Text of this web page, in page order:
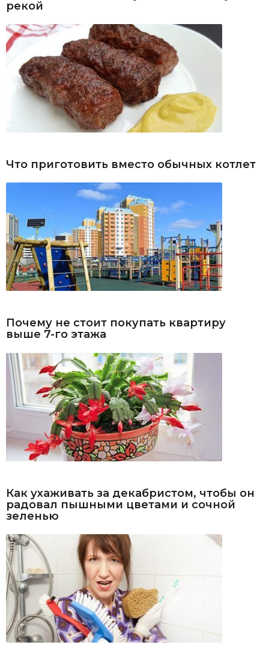
рекой
Что приготовить вместо обычных котлет
Почему не стоит покупать квартиру
выше 7-го этажа
Как ухаживать за декабристом, чтобы он
радовал пышными цветами и сочной
зеленью